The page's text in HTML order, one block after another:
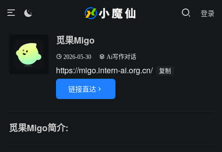
登录

觅果Migo
2026-05-30 Ai写作对话
https://migo.intern-ai.org.cn/ 复制
链接直达 
觅果Migo简介: